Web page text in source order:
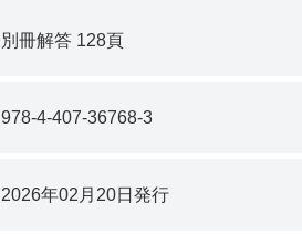
別冊解答 128頁
978-4-407-36768-3
2026年02月20日発行